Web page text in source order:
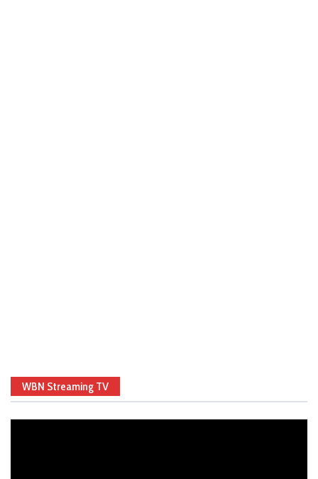
WBN Streaming TV